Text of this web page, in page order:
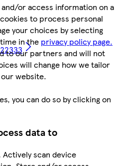
or access information on a
to process personal
your choices by selecting
in the privacy policy page.
to our partners and will not
will change how we tailor
website.
you can do so by clicking on
data to
scan device